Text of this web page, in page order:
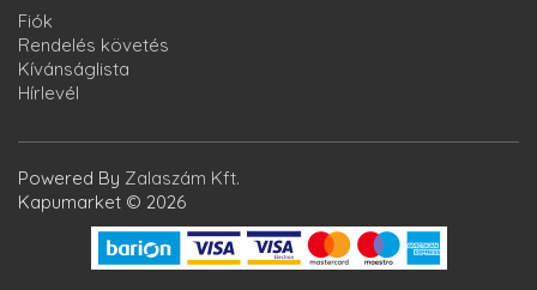
Fiók
Rendelés követés
Kívánságlista
Hírlevél
Powered By Zalaszám Kft.
Kapumarket © 2026